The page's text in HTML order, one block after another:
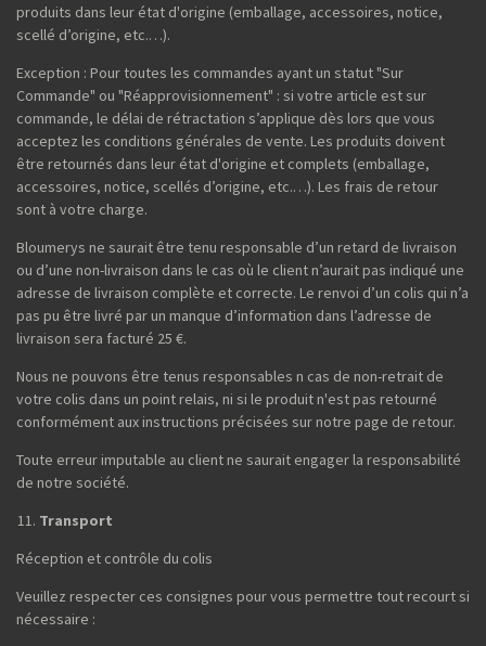
produits dans leur état d'origine (emballage, accessoires, notice,
scellé d’origine, etc.…).
Exception : Pour toutes les commandes ayant un statut "Sur
Commande" ou "Réapprovisionnement" : si votre article est sur
commande, le délai de rétractation s’applique dès lors que vous
acceptez les conditions générales de vente. Les produits doivent
être retournés dans leur état d'origine et complets (emballage,
accessoires, notice, scellés d’origine, etc.…). Les frais de retour
sont à votre charge.
Bloumerys ne saurait être tenu responsable d’un retard de livraison
ou d’une non-livraison dans le cas où le client n’aurait pas indiqué une
adresse de livraison complète et correcte. Le renvoi d’un colis qui n’a
pas pu être livré par un manque d’information dans l’adresse de
livraison sera facturé 25 €.
Nous ne pouvons être tenus responsables n cas de non-retrait de
votre colis dans un point relais, ni si le produit n'est pas retourné
conformément aux instructions précisées sur notre page de retour.
Toute erreur imputable au client ne saurait engager la responsabilité
de notre société.
Transport
Réception et contrôle du colis
Veuillez respecter ces consignes pour vous permettre tout recourt si
nécessaire :